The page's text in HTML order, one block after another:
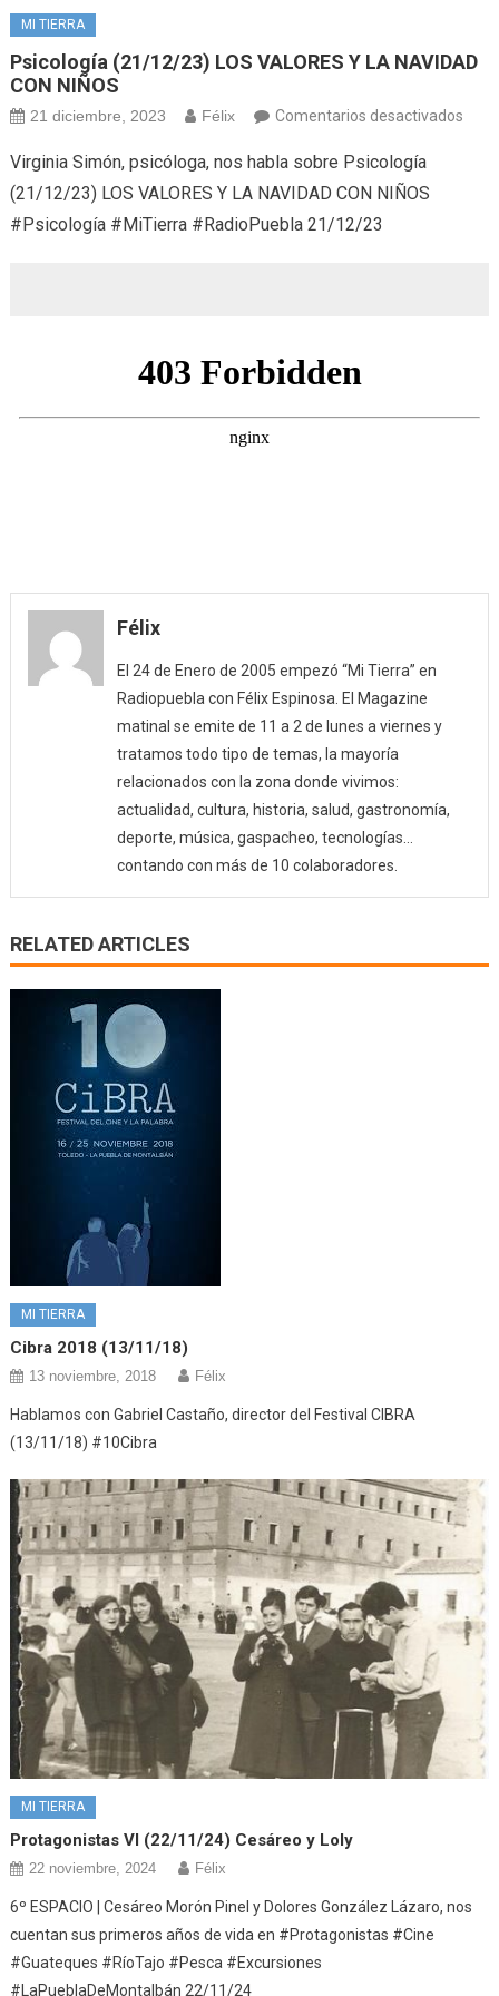
MI TIERRA
Psicología (21/12/23) LOS VALORES Y LA NAVIDAD
CON NIÑOS
21 diciembre, 2023 Félix Comentarios desactivadosen
Virginia Simón, psicóloga, nos habla sobre Psicología
(21/12/23) LOS VALORES Y LA NAVIDAD CON NIÑOS
#Psicología #MiTierra #RadioPuebla 21/12/23
Félix
El 24 de Enero de 2005 empezó “Mi Tierra” en
Radiopuebla con Félix Espinosa. El Magazine
matinal se emite de 11 a 2 de lunes a viernes y
tratamos todo tipo de temas, la mayoría
relacionados con la zona donde vivimos:
actualidad, cultura, historia, salud, gastronomía,
deporte, música, gaspacheo, tecnologías…
contando con más de 10 colaboradores.
RELATED ARTICLES
MI TIERRA
Cibra 2018 (13/11/18)
13 noviembre, 2018 Félix
Hablamos con Gabriel Castaño, director del Festival CIBRA
(13/11/18) #10Cibra
MI TIERRA
Protagonistas VI (22/11/24) Cesáreo y Loly
22 noviembre, 2024 Félix
6º ESPACIO | Cesáreo Morón Pinel y Dolores González Lázaro, nos
cuentan sus primeros años de vida en #Protagonistas #Cine
#Guateques #RíoTajo #Pesca #Excursiones
#LaPueblaDeMontalbán 22/11/24